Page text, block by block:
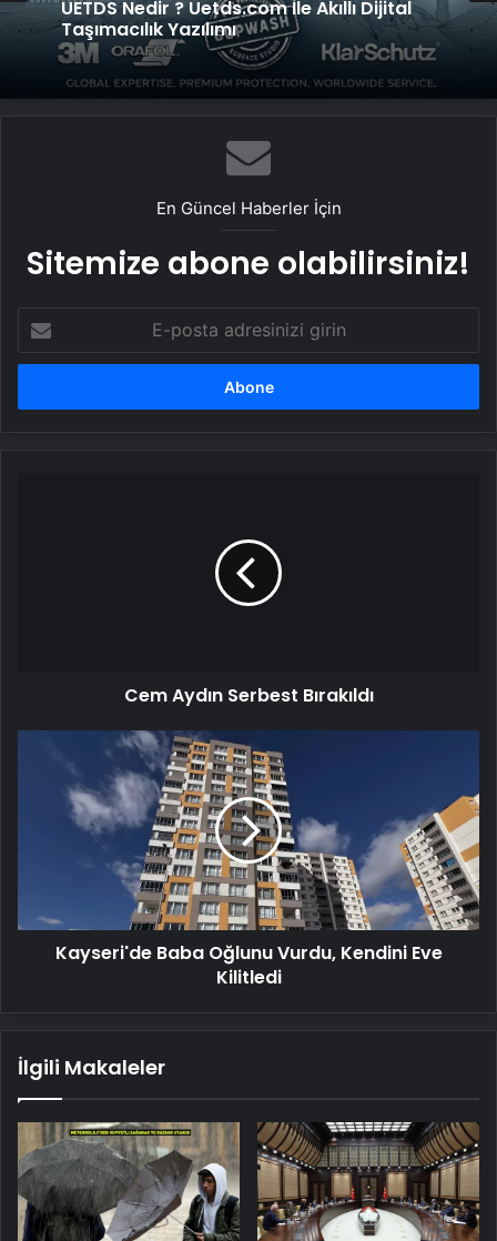
UETDS Nedir ? Uetds.com İle Akıllı Dijital
Taşımacılık Yazılımı
En Güncel Haberler İçin
Sitemize abone olabilirsiniz!
posta
adresinizi
Cem Aydın Serbest Bırakıldı
Kayseri'de Baba Oğlunu Vurdu, Kendini Eve
Kilitledi
İlgili Makaleler